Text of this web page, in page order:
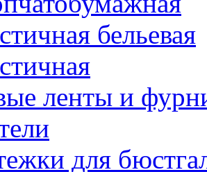
бельевая
ленты и
для